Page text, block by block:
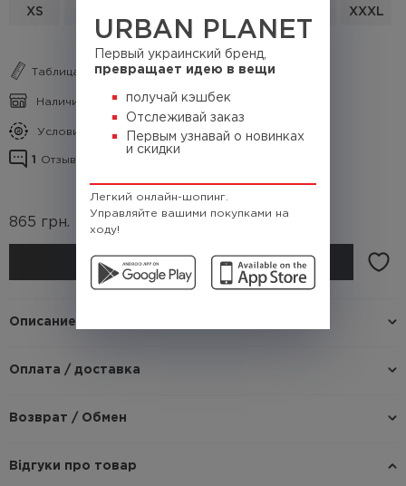
URBAN PLANET
Первый украинский бренд,
превращает идею в вещи
получай кэшбек
Отслеживай заказ
Первым узнавай о новинках
и скидки
Легкий онлайн-шопинг.
Управляйте вашими покупками на
ходу!
XS XXXL
Таблица размеров
Наличие в магазинах
Условия кэшбека
1 Отзывы о товаре
865 грн.
КУПИТЬ
Описание
Оплата / доставка
Возврат / Обмен
Відгуки про товар